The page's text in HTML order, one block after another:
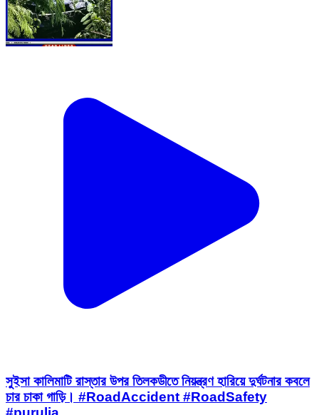
সুইসা কালিমাটি রাস্তার উপর তিলকডীতে নিয়ন্ত্রণ হারিয়ে দুর্ঘটনার কবলে
চার চাকা গাড়ি। #RoadAccident #RoadSafety